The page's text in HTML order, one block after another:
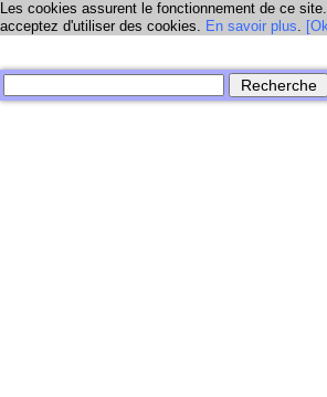
Les cookies assurent le fonctionnement de ce
acceptez d'utiliser des cookies. En savoir plus.